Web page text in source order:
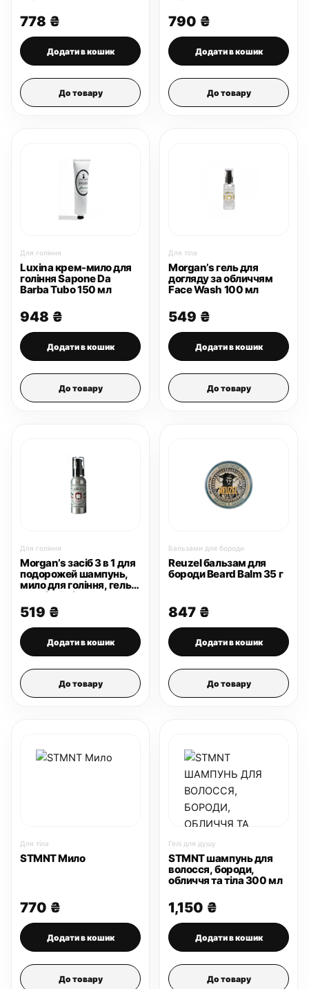
778 ₴
Додати в кошик
До товару
790 ₴
Додати в кошик
До товару
Для гоління
Luxina крем-мило для
гоління Sapone Da
Barba Tubo 150 мл
948 ₴
Додати в кошик
До товару
Для тіла
Morgan’s гель для
догляду за обличчям
Face Wash 100 мл
549 ₴
Додати в кошик
До товару
Для гоління
Morgan’s засіб 3 в 1 для
подорожей шампунь,
мило для гоління, гель
для тіла 3-in-1 100 мл
519 ₴
Додати в кошик
До товару
Бальзами для бороди
Reuzel бальзам для
бороди Beard Balm 35 г
847 ₴
Додати в кошик
До товару
Для тіла
STMNT Мило
770 ₴
Додати в кошик
До товару
Гелі для душу
STMNT шампунь для
волосся, бороди,
обличчя та тіла 300 мл
1,150 ₴
Додати в кошик
До товару